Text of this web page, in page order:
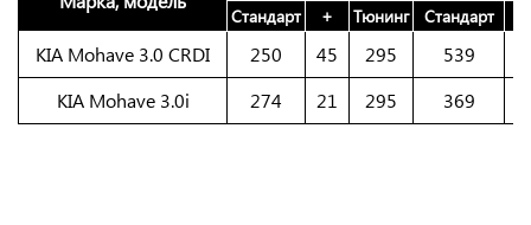
Стандарт + Тюнинг Стандарт
KIA Mohave 3.0 CRDI 250 45 295 539
KIA Mohave 3.0i
274 21 295 369